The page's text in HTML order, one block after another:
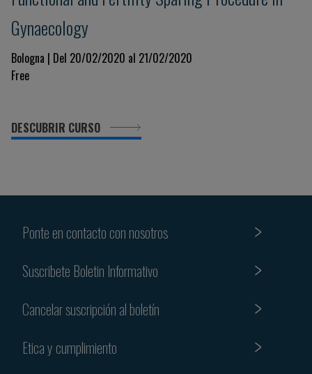
Gynaecology
Bologna | Del 20/02/2020 al 21/02/2020
Free
DESCUBRIR CURSO
Ponte en contacto con nosotros
Suscribete Boletin Informativo
Cancelar suscripción al boletín
Etica y cumplimiento